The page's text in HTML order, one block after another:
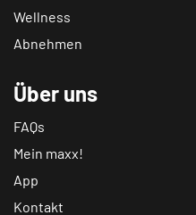
Wellness
Abnehmen
Über uns
FAQs
Mein maxx!
App
Kontakt